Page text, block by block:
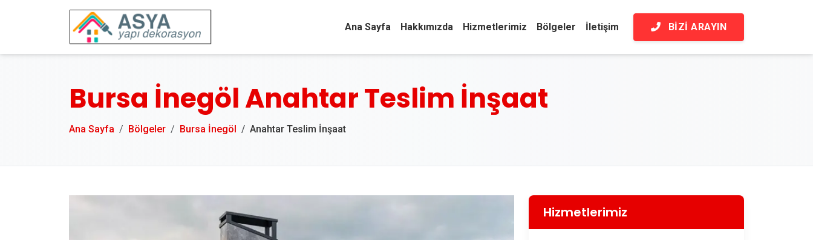
Ana Sayfa Hakkımızda Hizmetlerimiz Bölgeler İletişim BIZI ARAYIN
Bursa İnegöl Anahtar Teslim İnşaat
Ana Sayfa Bölgeler Bursa İnegöl Anahtar Teslim İnşaat
Hizmetlerimiz